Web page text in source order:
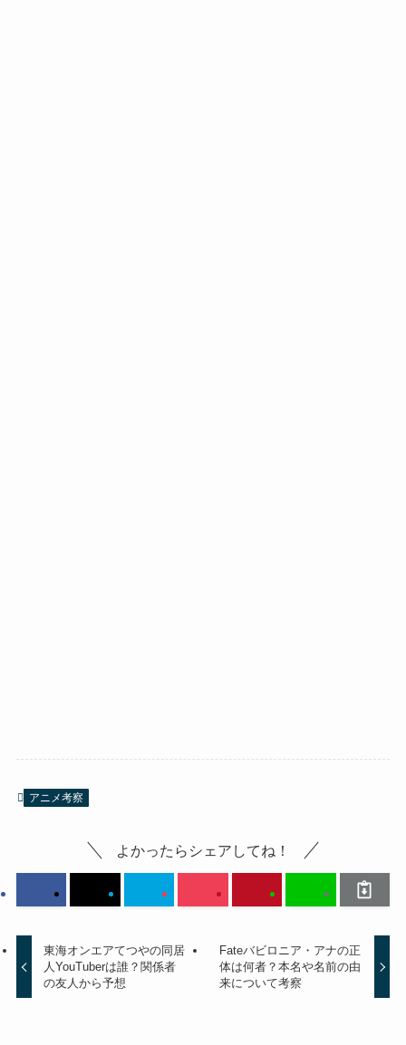
アニメ考察
よかったらシェアしてね！
東海オンエアてつやの同居
人YouTuberは誰？関係者
の友人から予想
Fateバビロニア・アナの正
体は何者？本名や名前の由
来について考察